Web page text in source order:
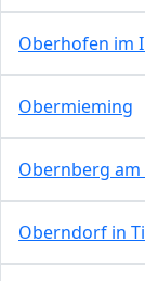
Oberhofen im
Obermieming
Obernberg am
Oberndorf in